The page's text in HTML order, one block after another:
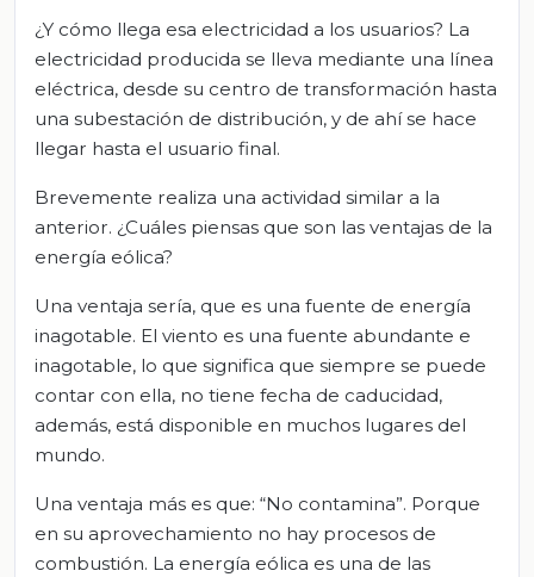
¿Y cómo llega esa electricidad a los usuarios? La
electricidad producida se lleva mediante una línea
eléctrica, desde su centro de transformación hasta
una subestación de distribución, y de ahí se hace
llegar hasta el usuario final.
Brevemente realiza una actividad similar a la
anterior. ¿Cuáles piensas que son las ventajas de la
energía eólica?
Una ventaja sería, que es una fuente de energía
inagotable. El viento es una fuente abundante e
inagotable, lo que significa que siempre se puede
contar con ella, no tiene fecha de caducidad,
además, está disponible en muchos lugares del
mundo.
Una ventaja más es que: “No contamina”. Porque
en su aprovechamiento no hay procesos de
combustión. La energía eólica es una de las